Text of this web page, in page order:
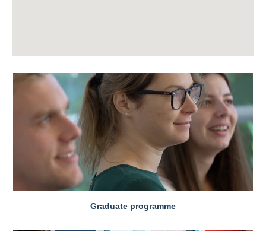
Graduate programme